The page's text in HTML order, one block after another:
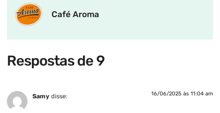
Café Aroma
Respostas de 9
Samy disse: 16/06/2025 às 11:04 am